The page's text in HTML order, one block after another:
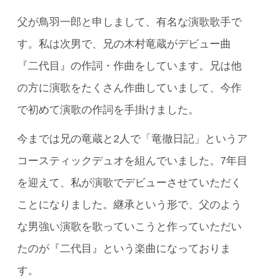
父が鳥羽一郎と申しまして、有名な演歌歌手で
す。私は次男で、兄の木村竜蔵がデビュー曲
『二代目』の作詞・作曲をしています。兄は他
の方に演歌をたくさん作曲していまして、今作
で初めて演歌の作詞を手掛けました。
今までは兄の竜蔵と2人で「竜徹日記」というア
コースティックデュオを組んでいました。7年目
を迎えて、私が演歌でデビューさせていただく
ことになりました。継承という形で、父のよう
な男強い演歌を歌っていこうと作っていただい
たのが『二代目』という楽曲になっておりま
す。